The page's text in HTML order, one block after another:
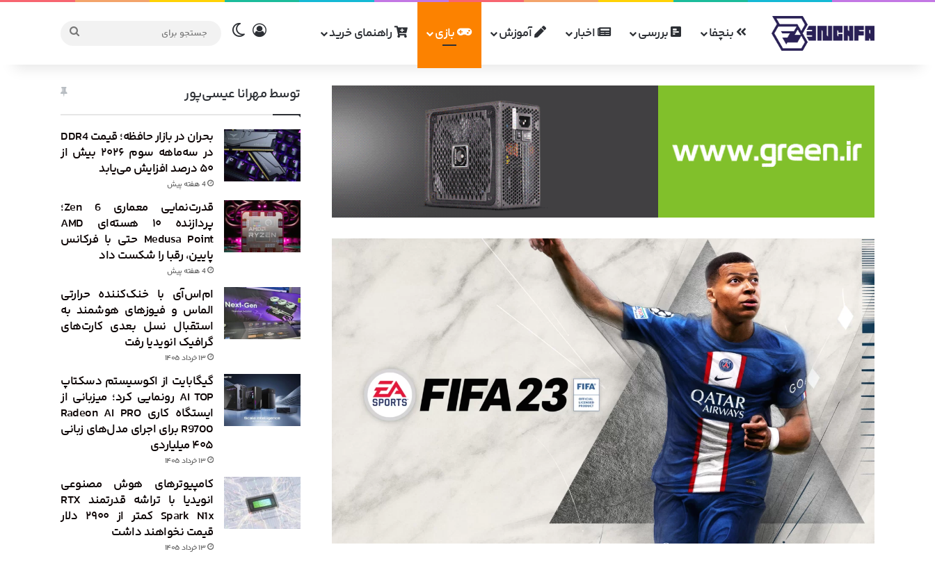
بنچفا بررسی اخبار آموزش بازی راهنمای خرید ورودتغییر پوسته
جستجو
توسط مهرانا عیسی‌پور
بحران در بازار حافظه؛ قیمت DDR4
در سه‌ماهه سوم ۲۰۲۶ بیش از
۵۰ درصد افزایش می‌یابد
4 هفته پیش
قدرت‌نمایی معماری Zen 6؛
پردازنده ۱۰ هسته‌ای AMD
Medusa Point حتی با فرکانس
پایین، رقبا را شکست داد
4 هفته پیش
ام‌اس‌آی با خنک‌کننده حرارتی
الماس و فیوزهای هوشمند به
استقبال نسل بعدی کارت‌های
گرافیک انویدیا رفت
۱۳ خرداد ۱۴۰۵
گیگابایت از اکوسیستم دسکتاپ
AI TOP رونمایی کرد؛ میزبانی از
ایستگاه کاری Radeon AI PRO
R9700 برای اجرای مدل‌های زبانی
۴۰۵ میلیاردی
۱۳ خرداد ۱۴۰۵
کامپیوترهای هوش مصنوعی
انویدیا با تراشه قدرتمند RTX
Spark N1x کمتر از ۲۹۰۰ دلار
قیمت نخواهند داشت
۱۳ خرداد ۱۴۰۵